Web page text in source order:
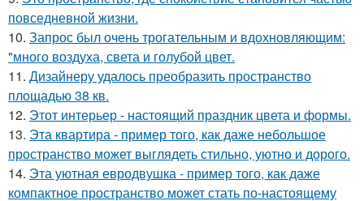
повседневной жизни.
10. Запрос был очень трогательным и вдохновляющим:
"много воздуха, света и голубой цвет.
11. Дизайнеру удалось преобразить пространство
площадью 38 кв.
12. Этот интерьер - настоящий праздник цвета и формы.
13. Эта квартира - пример того, как даже небольшое
пространство может выглядеть стильно, уютно и дорого.
14. Эта уютная евродвушка - пример того, как даже
компактное пространство может стать по-настоящему